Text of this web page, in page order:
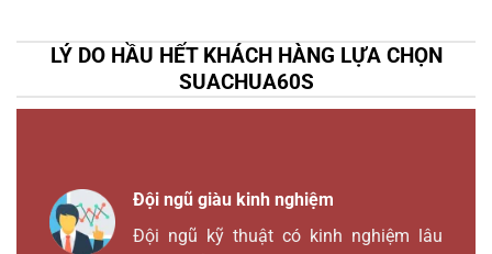
LÝ DO HẦU HẾT KHÁCH HÀNG LỰA CHỌN
SUACHUA60S
Đội ngũ giàu kinh nghiệm
Đội ngũ kỹ thuật có kinh nghiệm lâu